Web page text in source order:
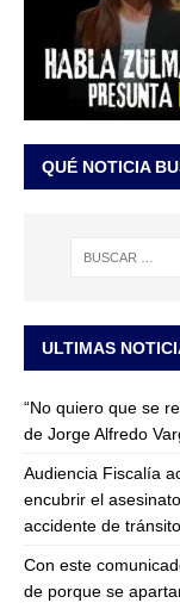
QUÉ NOTICIA
ULTIMAS
“No quiero que se
de Jorge Alfredo
Audiencia Fiscalía
encubrir el
accidente de tránsito
Con este
de porque se